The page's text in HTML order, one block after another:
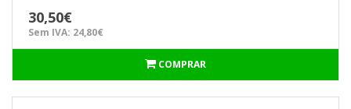
30,50€
Sem IVA: 24,80€
COMPRAR